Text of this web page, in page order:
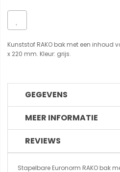
Kunststof RAKO bak met een inhoud
x 220 mm. Kleur: grijs.
GEGEVENS
MEER INFORMATIE
REVIEWS
Stapelbare Euronorm RAKO bak